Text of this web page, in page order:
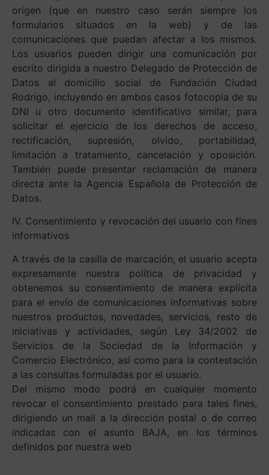
origen (que en nuestro caso serán siempre los
formularios situados en la web) y de las
comunicaciones que puedan afectar a los mismos.
Los usuarios pueden dirigir una comunicación por
escrito dirigida a nuestro Delegado de Protección de
Datos al domicilio social de Fundación Ciudad
Rodrigo, incluyendo en ambos casos fotocopia de su
DNI u otro documento identificativo similar, para
solicitar el ejercicio de los derechos de acceso,
rectificación, supresión, olvido, portabilidad,
limitación a tratamiento, cancelación y oposición.
También puede presentar reclamación de manera
directa ante la Agencia Española de Protección de
Datos.
IV. Consentimiento y revocación del usuario con fines
informativos
A través de la casilla de marcación, el usuario acepta
expresamente nuestra política de privacidad y
obtenemos su consentimiento de manera explícita
para el envío de comunicaciones informativas sobre
nuestros productos, novedades, servicios, resto de
iniciativas y actividades, según Ley 34/2002 de
Servicios de la Sociedad de la Información y
Comercio Electrónico, así como para la contestación
a las consultas formuladas por el usuario.
Del mismo modo podrá en cualquier momento
revocar el consentimiento prestado para tales fines,
dirigiendo un mail a la dirección postal o de correo
indicadas con el asunto BAJA, en los términos
definidos por nuestra web